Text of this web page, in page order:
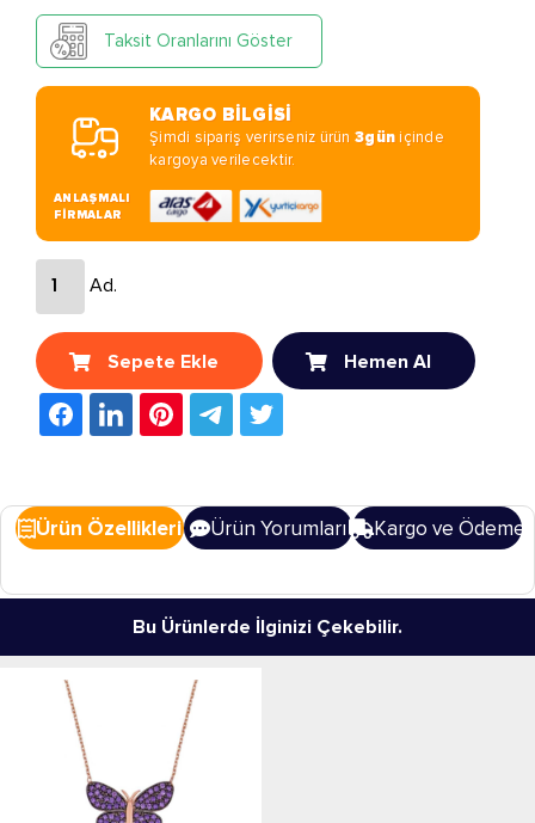
Taksit Oranlarını Göster
KARGO BİLGİSİ
Şimdi sipariş verirseniz ürün 3güniçinde
kargoya verilecektir.
ANLAŞMALI
FİRMALAR
Ad.
Sepete Ekle Hemen Al
Ürün Özellikleri Ürün Yorumları Kargo ve Ödeme
Bu Ürünlerde İlginizi Çekebilir.